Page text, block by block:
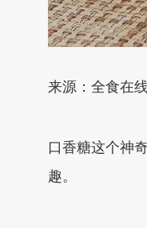
来源：全食在
口香糖这个神
趣。